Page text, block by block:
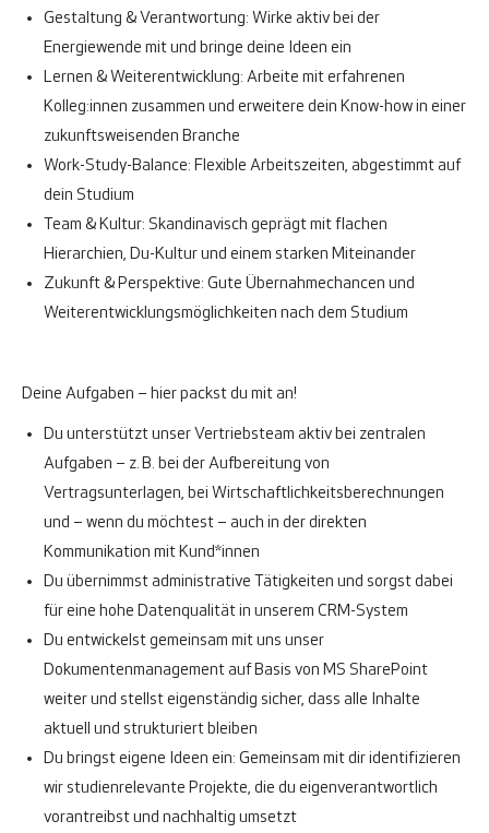
Gestaltung & Verantwortung: Wirke aktiv bei der
Energiewende mit und bringe deine Ideen ein
Lernen & Weiterentwicklung: Arbeite mit erfahrenen
Kolleg:innen zusammen und erweitere dein Know-how in einer
zukunftsweisenden Branche
Work-Study-Balance: Flexible Arbeitszeiten, abgestimmt auf
dein Studium
Team & Kultur: Skandinavisch geprägt mit flachen
Hierarchien, Du-Kultur und einem starken Miteinander
Zukunft & Perspektive: Gute Übernahmechancen und
Weiterentwicklungsmöglichkeiten nach dem Studium
Deine Aufgaben – hier packst du mit an!
Du unterstützt unser Vertriebsteam aktiv bei zentralen
Aufgaben – z. B. bei der Aufbereitung von
Vertragsunterlagen, bei Wirtschaftlichkeitsberechnungen
und – wenn du möchtest – auch in der direkten
Kommunikation mit Kund*innen
Du übernimmst administrative Tätigkeiten und sorgst dabei
für eine hohe Datenqualität in unserem CRM-System
Du entwickelst gemeinsam mit uns unser
Dokumentenmanagement auf Basis von MS SharePoint
weiter und stellst eigenständig sicher, dass alle Inhalte
aktuell und strukturiert bleiben
Du bringst eigene Ideen ein: Gemeinsam mit dir identifizieren
wir studienrelevante Projekte, die du eigenverantwortlich
vorantreibst und nachhaltig umsetzt